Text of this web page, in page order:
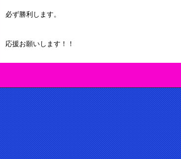
必ず勝利します。
応援お願いします！！